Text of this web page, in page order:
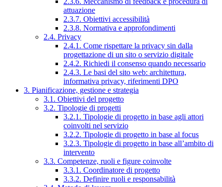
attuazione
2.3.7. Obiettivi accessibilità
2.3.8. Normativa e approfondimenti
2.4. Privacy
2.4.1. Come rispettare la privacy sin dalla
progettazione di un sito o servizio digitale
2.4.2. Richiedi il consenso quando necessario
2.4.3. Le basi del sito web: architettura,
informativa privacy, riferimenti DPO
3. Pianificazione, gestione e strategia
3.1. Obiettivi del progetto
3.2. Tipologie di progetti
3.2.1. Tipologie di progetto in base agli attori
coinvolti nel servizio
3.2.2. Tipologie di progetto in base al focus
3.2.3. Tipologie di progetto in base all’ambito di
intervento
3.3. Competenze, ruoli e figure coinvolte
3.3.1. Coordinatore di progetto
3.3.2. Definire ruoli e responsabilità